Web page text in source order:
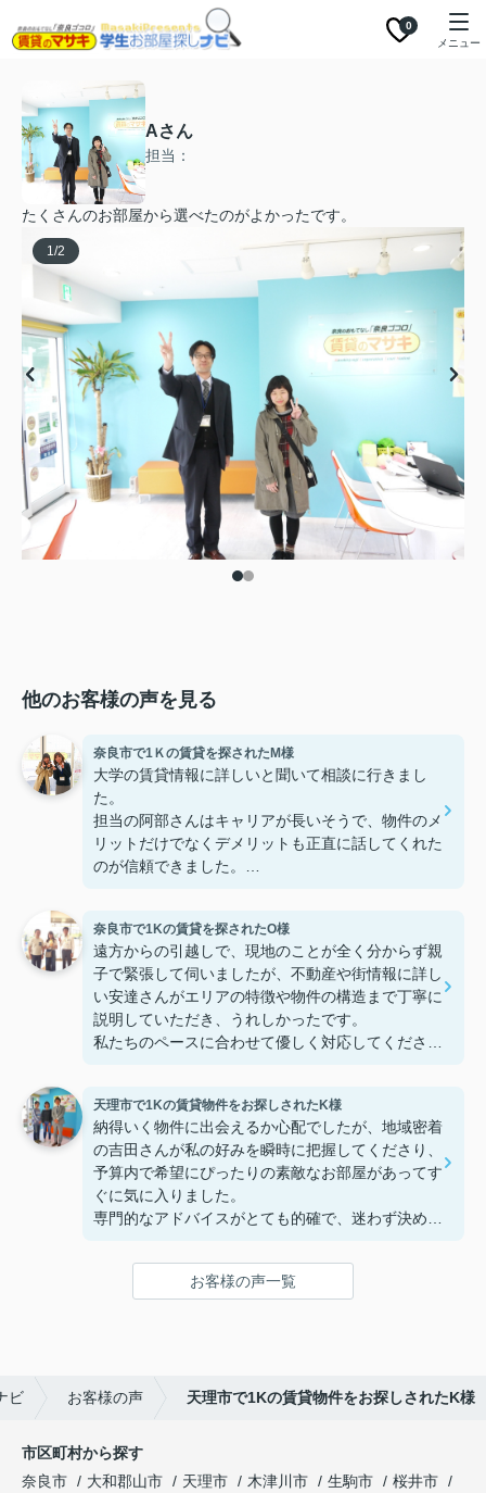
0
メニュー
Aさん
担当：
たくさんのお部屋から選べたのがよかったです。
1/2
他のお客様の声を見る
奈良市で1Ｋの賃貸を探されたM様
大学の賃貸情報に詳しいと聞いて相談に行きまし
た。
担当の阿部さんはキャリアが長いそうで、物件のメ
リットだけでなくデメリットも正直に話してくれた
のが信頼できました。
す。
奈良市で1Kの賃貸を探されたO様
遠方からの引越しで、現地のことが全く分からず親
子で緊張して伺いましたが、不動産や街情報に詳し
い安達さんがエリアの特徴や物件の構造まで丁寧に
説明していただき、うれしかったです。
私たちのペースに合わせて優しく対応してくださっ
り、感謝しています。安達さん、ありがとうござい
ました！
天理市で1Kの賃貸物件をお探しされたK様
納得いく物件に出会えるか心配でしたが、地域密着
の吉田さんが私の好みを瞬時に把握してくださり、
予算内で希望にぴったりの素敵なお部屋があってす
ぐに気に入りました。
専門的なアドバイスがとても的確で、迷わず決める
鍵の受け取りのときに、また元気(o・・o)/~お店に
お客様の声一覧
ビ お客様の声 天理市で1Kの賃貸物件をお探しされたK様
市区町村から探す
奈良市
大和郡山市 天理市 木津川市 生駒市
桜井市